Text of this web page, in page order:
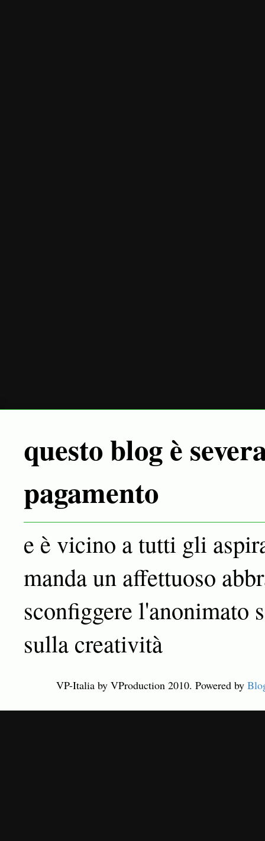
questo blog è
pagamento
e è vicino a tutti gli
manda un affettuoso
sconfiggere l'anonimato
sulla creatività
VP-Italia by VProduction 2010. Powered by